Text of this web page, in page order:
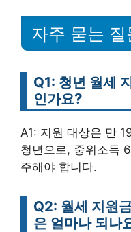
자주 묻는 질
Q1: 청년 월세
인가요?
A1: 지원 대상은 만
청년으로, 중위소득
주해야 합니다.
Q2: 월세 지원
은 얼마나 되나